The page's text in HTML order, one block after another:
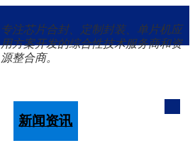
专注芯片合封、定制封装、单片机应
用方案开发的综合性技术服务商和资
源整合商。
新闻资讯